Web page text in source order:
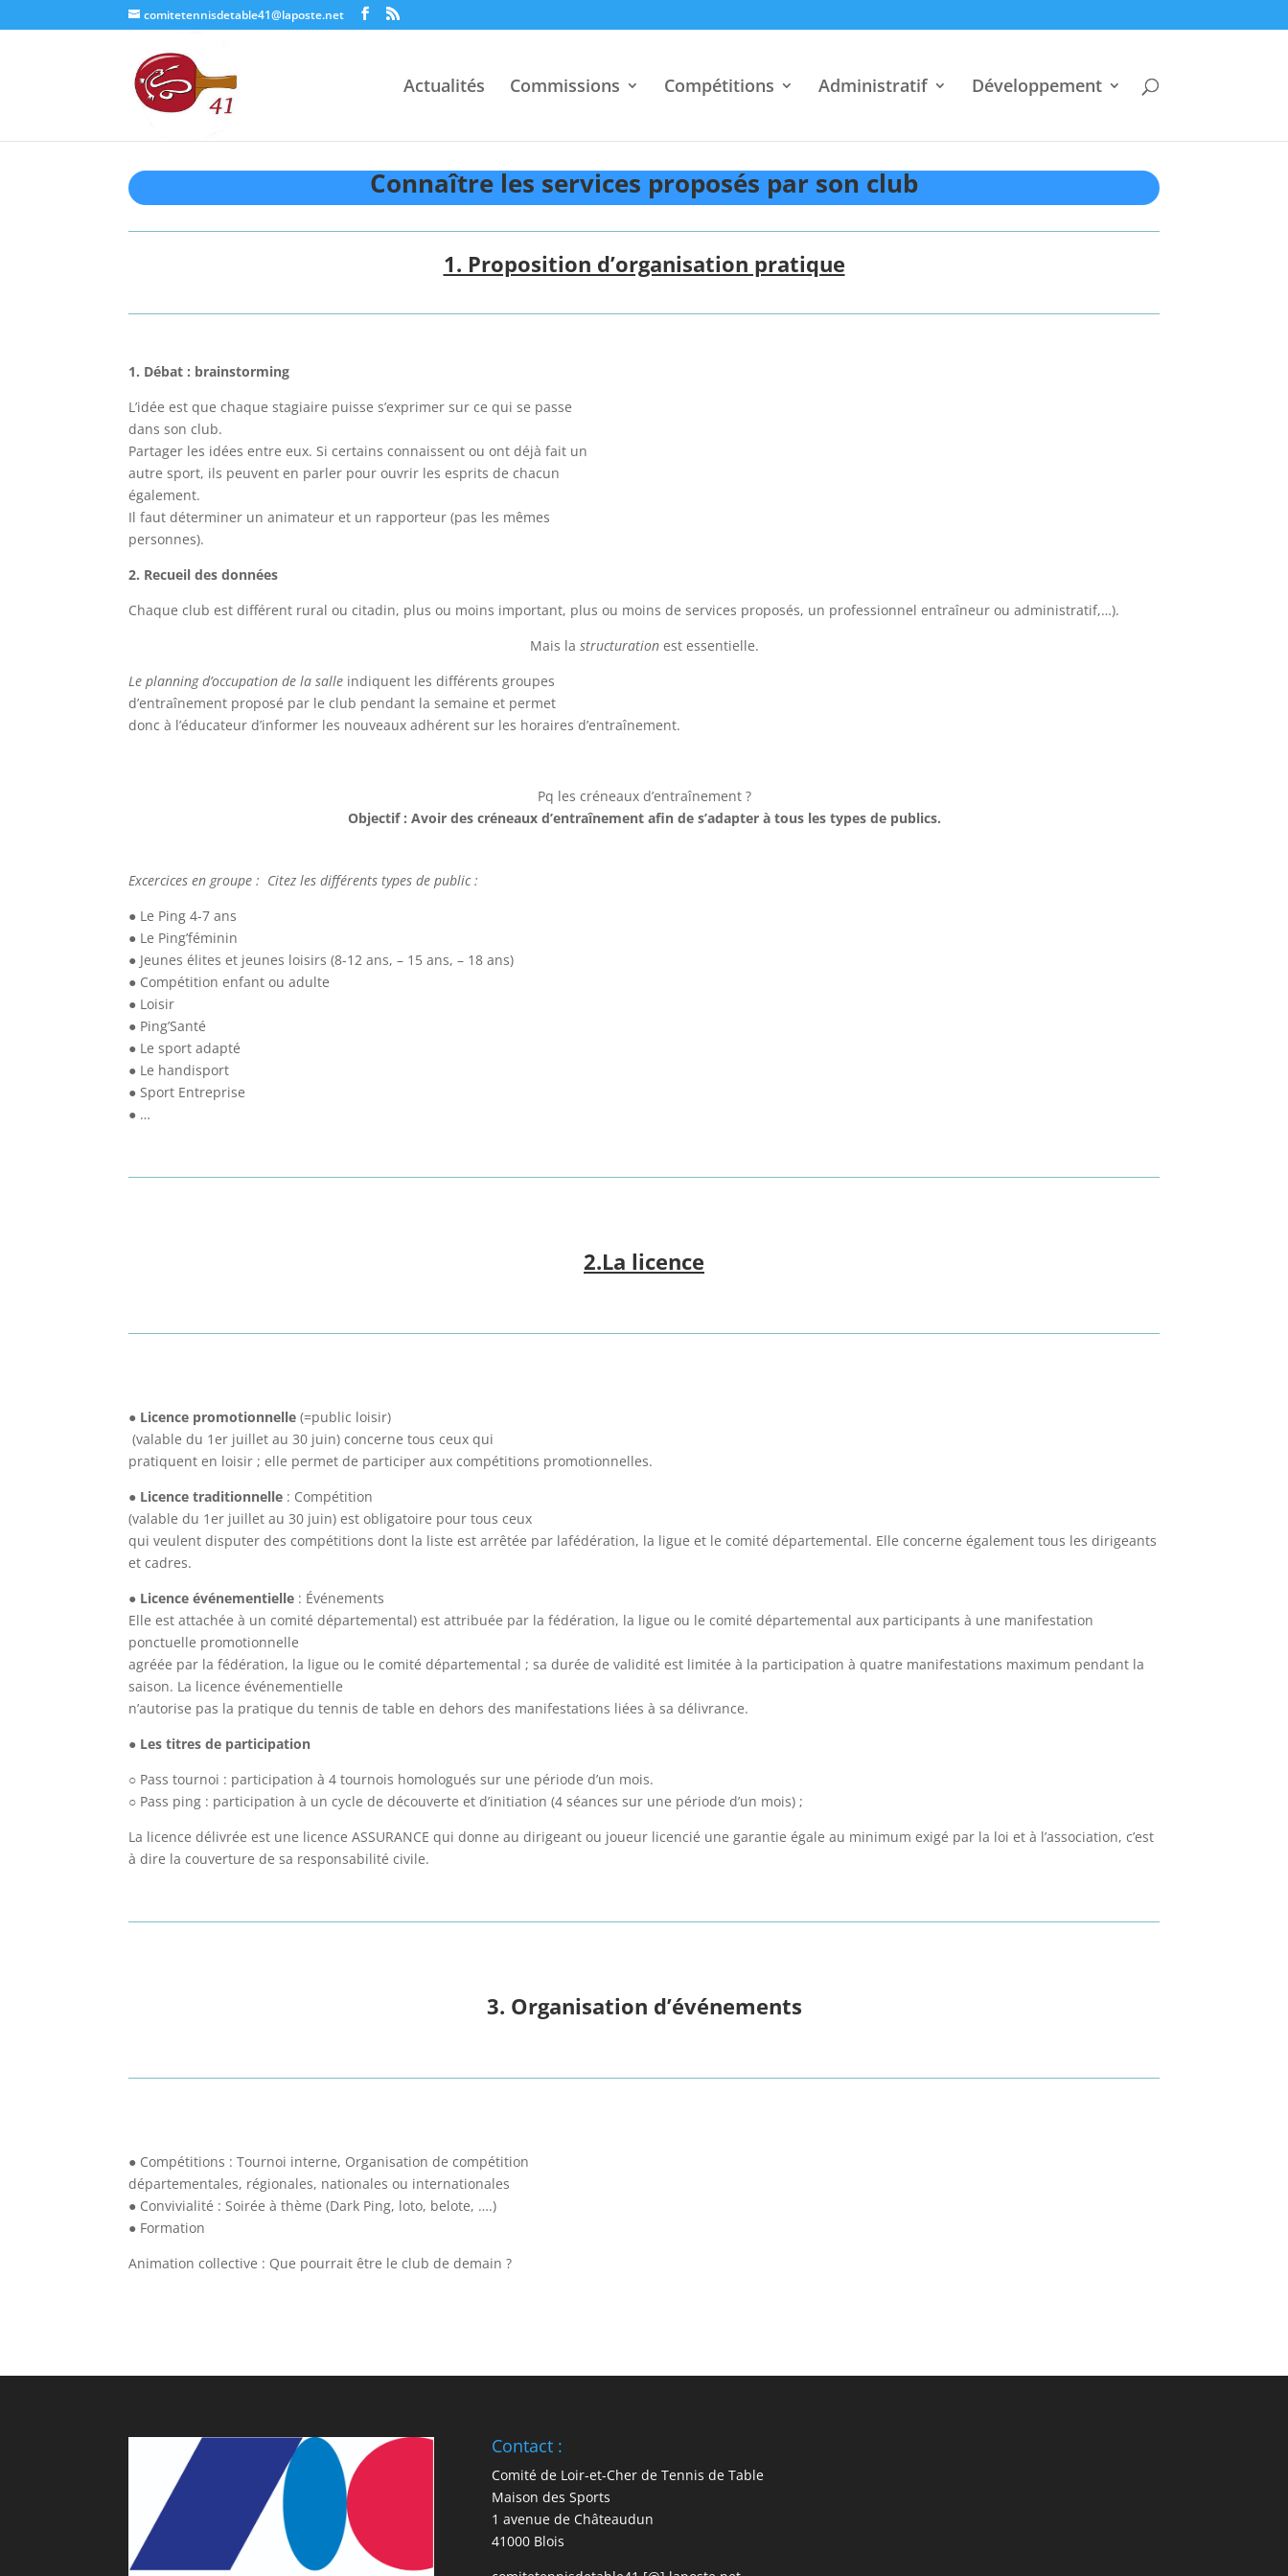
comitetennisdetable41@laposte.net
Actualités Commissions Compétitions Administratif Développement
Connaître les services proposés par son club
1. Proposition d’organisation pratique
1. Débat : brainstorming
L’idée est que chaque stagiaire puisse s’exprimer sur ce qui se passe
dans son club.
Partager les idées entre eux. Si certains connaissent ou ont déjà fait un
autre sport, ils peuvent en parler pour ouvrir les esprits de chacun
également.
Il faut déterminer un animateur et un rapporteur (pas les mêmes
personnes).
2. Recueil des données
Chaque club est différent rural ou citadin, plus ou moins important, plus ou moins de services proposés, un professionnel entraîneur ou administratif,…).
Mais la structurationest essentielle.
Le planning d’occupation de la salle indiquent les différents groupes
d’entraînement proposé par le club pendant la semaine et permet
donc à l’éducateur d’informer les nouveaux adhérent sur les horaires d’entraînement.
Pq les créneaux d’entraînement ?
Objectif : Avoir des créneaux d’entraînement afin de s’adapter à tous les types de publics.
Excercices en groupe : Citez les différents types de public :
● Le Ping 4-7 ans
● Le Ping’féminin
● Jeunes élites et jeunes loisirs (8-12 ans, – 15 ans, – 18 ans)
● Compétition enfant ou adulte
● Loisir
● Ping’Santé
● Le sport adapté
● Le handisport
● Sport Entreprise
● …
2.La licence
● Licence promotionnelle (=public loisir)
(valable du 1er juillet au 30 juin) concerne tous ceux qui
pratiquent en loisir ; elle permet de participer aux compétitions promotionnelles.
● Licence traditionnelle : Compétition
(valable du 1er juillet au 30 juin) est obligatoire pour tous ceux
qui veulent disputer des compétitions dont la liste est arrêtée par lafédération, la ligue et le comité départemental. Elle concerne également tous les dirigeants
et cadres.
● Licence événementielle : Événements
Elle est attachée à un comité départemental) est attribuée par la fédération, la ligue ou le comité départemental aux participants à une manifestation
ponctuelle promotionnelle
agréée par la fédération, la ligue ou le comité départemental ; sa durée de validité est limitée à la participation à quatre manifestations maximum pendant la
saison. La licence événementielle
n’autorise pas la pratique du tennis de table en dehors des manifestations liées à sa délivrance.
● Les titres de participation
○ Pass tournoi : participation à 4 tournois homologués sur une période d’un mois.
○ Pass ping : participation à un cycle de découverte et d’initiation (4 séances sur une période d’un mois) ;
La licence délivrée est une licence ASSURANCE qui donne au dirigeant ou joueur licencié une garantie égale au minimum exigé par la loi et à l’association, c’est
à dire la couverture de sa responsabilité civile.
3. Organisation d’événements
● Compétitions : Tournoi interne, Organisation de compétition
départementales, régionales, nationales ou internationales
● Convivialité : Soirée à thème (Dark Ping, loto, belote, ….)
● Formation
Animation collective : Que pourrait être le club de demain ?
Contact :
Comité de Loir-et-Cher de Tennis de Table
Maison des Sports
1 avenue de Châteaudun
41000 Blois